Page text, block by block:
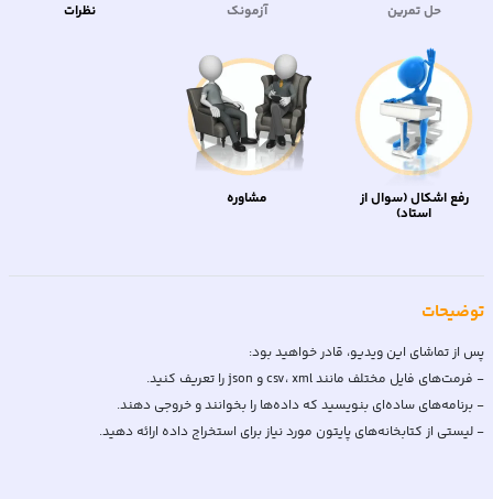
تجزیه فایل «xml» استفاده کنیم. ما سپس هدر ستون را اضافه
می‌کنیم و سپس به دیتافریم اختصاص می‌دهیم. سپس یک حلقه
ایجاد کنید تا سند را پیمایش و داده‌های لازم را جمع‌آوری کرده و آنها
را به یک دیتافریم اضافه کند. در این ویدئو یاد گرفتید که چگونه
انواع مختلف فایل‌ها را تشخیص دهیم چگونه از کتابخانه‌های پایتون
برای استخراج داده‌ها استفاده کنیم چگونه از دیتافرم‌ها هنگام جمع
حل تمرین آزمونک نظرات
رفع اشکال (سوال از
استاد)
مشاوره
توضیحات
- لیستی از کتابخانه‌های پایتون مورد نیاز برای استخراج داده ارائه دهید.